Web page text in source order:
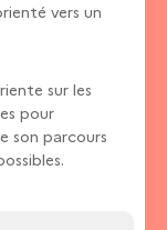
vers un
sur les
pour
son parcours